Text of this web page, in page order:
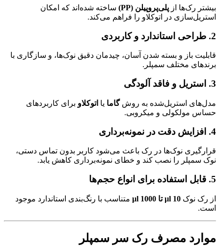
بیشتر رک‌ها از پلی‌پروپیلن (PP)
ساخته شده‌اند که امکان
استریل‌سازی در اتوکلاو را فراهم می‌کند.
2. طراحی استاندارد و کاربردی
قابلیت باز و بسته شدن آسان، چیدمان دقیق نوک‌ها، و سازگاری با
برندهای مختلف سمپلر.
3. استریل و فاقد آلودگی
مدل‌های استریل‌شده به روشگاما یا اتوکلاو برای کاربردهای
حساس مولکولی و میکروبی.
4. افزایش دقت در نمونه‌برداری
قرارگیری نوک‌ها در رک باعث می‌شود کاربر بدون تماس دستی،
نوک سمپلر را نصب کند و خطای نمونه‌برداری کاهش یابد.
5. قابل استفاده برای انواع حجم‌ها
از رک نوک 10 µl تا 1000 µl
متناسب با رنگ‌بندی استاندارد موجود
است.
موارد مصرف رک سر سمپلر